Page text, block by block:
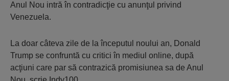
Anul Nou intră în contradicţie cu anunţul privind
Venezuela.
La doar câteva zile de la începutul noului an, Donald
Trump se confruntă cu critici în mediul online, după
acţiuni care par să contrazică promisiunea sa de Anul